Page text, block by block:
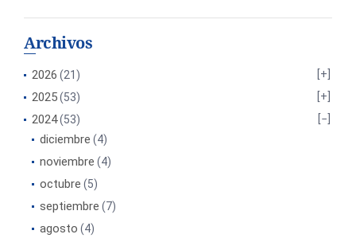
Archivos
2026 (21)
2025(53)
2024(53)
diciembre (4)
noviembre (4)
octubre (5)
septiembre (7)
agosto (4)